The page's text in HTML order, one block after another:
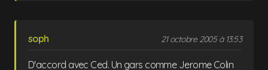
soph 21 octobre 2005 à 13:53
D'accord avec Ced. Un gars comme Jerome Colin